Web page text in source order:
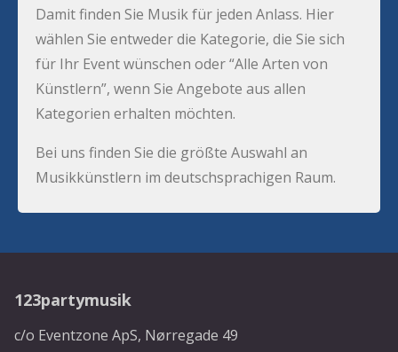
Damit finden Sie Musik für jeden Anlass. Hier
wählen Sie entweder die Kategorie, die Sie sich
für Ihr Event wünschen oder “Alle Arten von
Künstlern”, wenn Sie Angebote aus allen
Kategorien erhalten möchten.
Bei uns finden Sie die größte Auswahl an
Musikkünstlern im deutschsprachigen Raum.
123partymusik
c/o Eventzone ApS, Nørregade 49